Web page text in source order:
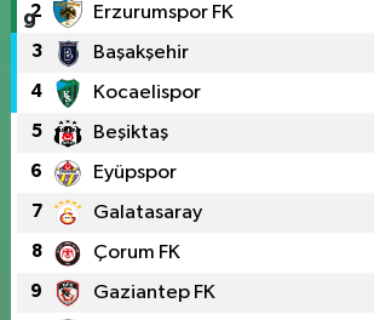
2 Erzurumspor FK
3 Başakşehir
4 Kocaelispor
5 Beşiktaş
6 Eyüpspor
7 Galatasaray
8 Çorum FK
9 Gaziantep FK